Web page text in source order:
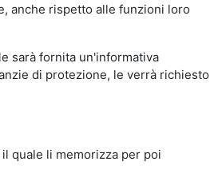
anche rispetto alle funzioni loro
sarà fornita un'informativa
di protezione, le verrà richiesto
quale li memorizza per poi